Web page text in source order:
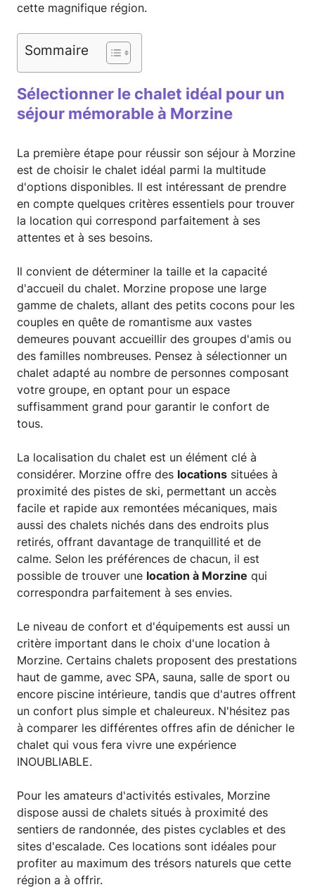
cette magnifique région.
Sommaire
Sélectionner le chalet idéal pour un
séjour mémorable à Morzine
La première étape pour réussir son séjour à Morzine
est de choisir le chalet idéal parmi la multitude
d'options disponibles. Il est intéressant de prendre
en compte quelques critères essentiels pour trouver
la location qui correspond parfaitement à ses
attentes et à ses besoins.
Il convient de déterminer la taille et la capacité
d'accueil du chalet. Morzine propose une large
gamme de chalets, allant des petits cocons pour les
couples en quête de romantisme aux vastes
demeures pouvant accueillir des groupes d'amis ou
des familles nombreuses. Pensez à sélectionner un
chalet adapté au nombre de personnes composant
votre groupe, en optant pour un espace
suffisamment grand pour garantir le confort de
tous.
La localisation du chalet est un élément clé à
considérer. Morzine offre des locations situées à
proximité des pistes de ski, permettant un accès
facile et rapide aux remontées mécaniques, mais
aussi des chalets nichés dans des endroits plus
retirés, offrant davantage de tranquillité et de
calme. Selon les préférences de chacun, il est
possible de trouver une location à Morzine qui
correspondra parfaitement à ses envies.
Le niveau de confort et d'équipements est aussi un
critère important dans le choix d'une location à
Morzine. Certains chalets proposent des prestations
haut de gamme, avec SPA, sauna, salle de sport ou
encore piscine intérieure, tandis que d'autres offrent
un confort plus simple et chaleureux. N'hésitez pas
à comparer les différentes offres afin de dénicher le
chalet qui vous fera vivre une expérience
INOUBLIABLE.
Pour les amateurs d'activités estivales, Morzine
dispose aussi de chalets situés à proximité des
sentiers de randonnée, des pistes cyclables et des
sites d'escalade. Ces locations sont idéales pour
profiter au maximum des trésors naturels que cette
région a à offrir.